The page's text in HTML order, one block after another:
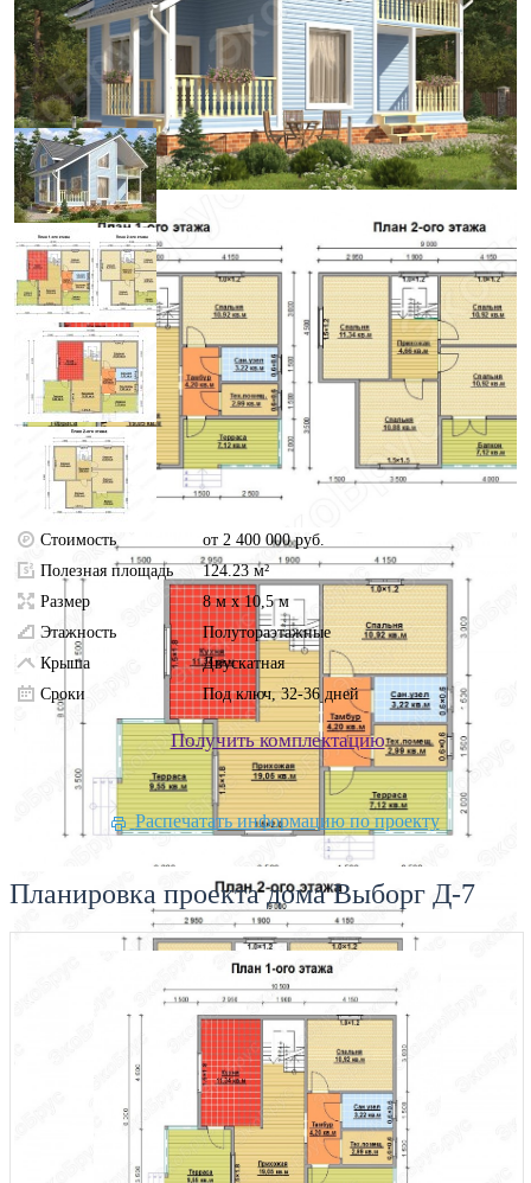
Стоимость
от 2 400 000 руб.
Полезная площадь
124.23 м²
Размер
8 м х 10,5 м
Этажность
Полутораэтажные
Крыша
Двускатная
Сроки
Под ключ, 32-36 дней
Получить комплектацию
Распечатать информацию по проекту
Планировка проекта дома Выборг Д-7